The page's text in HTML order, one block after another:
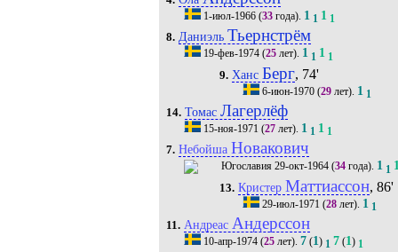
1-июл-1966(33года). 1 1 1 1
8. Даниэль Тьернстрём
19-фев-1974(25лет). 1 1 1 1
9. Ханс Берг, 74'
6-июн-1970 (29 лет). 1 1
14. Томас Лагерлёф
15-ноя-1971 (27лет). 1 1 1 1
7. Небойша Новакович
29-окт-1964 (34 года). 1 1
13. Кристер Маттиассон, 86'
29-июл-1971 (28 лет). 1 1
11. Андреас Андерссон
10-апр-1974(25лет). 7(1) 1 7(1) 1